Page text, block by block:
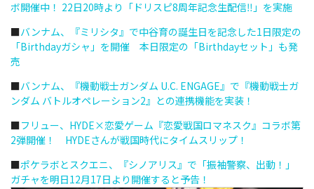
ボ開催中！ 22日20時より「ドリスピ8周年記念生配信‼」を実施
■バンナム、『ミリシタ』で中谷育の誕生日を記念した1日限定の
「Birthdayガシャ」を開催 本日限定の「Birthdayセット」も発
売
■バンナム、『機動戦士ガンダム U.C. ENGAGE』で『機動戦士ガ
ンダム バトルオペレーション2』との連携機能を実装！
■フリュー、HYDE×恋愛ゲーム『恋愛戦国ロマネスク』コラボ第
2弾開催！ HYDEさんが戦国時代にタイムスリップ！
■ポケラボとスクエニ、『シノアリス』で「振袖警察、出動！」
ガチャを明日12月17日より開催すると予告！